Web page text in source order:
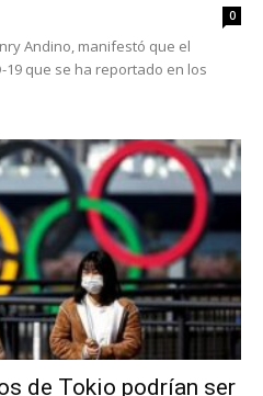
0
Andino, manifestó que el
19 que se ha reportado en los
de Tokio podrían ser